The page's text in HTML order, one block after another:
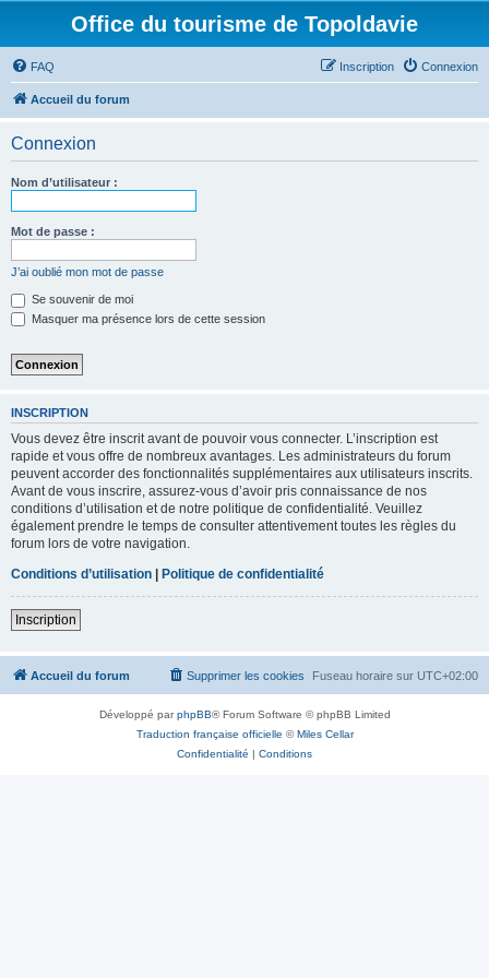
Office du tourisme de Topoldavie
FAQ Connexion
Inscription
Accueil du forum
Connexion
Nom d’utilisateur :
Mot de passe :
J’ai oublié mon mot de passe
Se souvenir de moi
Masquer ma présence lors de cette session
INSCRIPTION
Vous devez être inscrit avant de pouvoir vous connecter. L’inscription est
rapide et vous offre de nombreux avantages. Les administrateurs du forum
peuvent accorder des fonctionnalités supplémentaires aux utilisateurs inscrits.
Avant de vous inscrire, assurez-vous d’avoir pris connaissance de nos
conditions d’utilisation et de notre politique de confidentialité. Veuillez
également prendre le temps de consulter attentivement toutes les règles du
forum lors de votre navigation.
Conditions d’utilisation | Politique de confidentialité
Inscription
Accueil du forum Fuseau horaire sur UTC+02:00
Supprimer les cookies
Développé parphpBB® Forum Software © phpBB Limited
Traduction française officielle ©Miles Cellar
Confidentialité | Conditions